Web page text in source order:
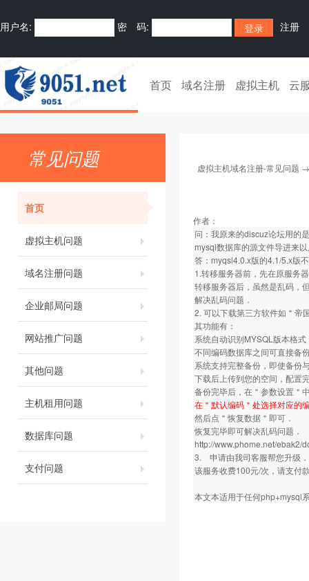
用户名: 密 码: 注册
首页 域名注册 虚拟主机 云
常见问题
首页
虚拟主机问题
域名注册问题
企业邮局问题
网站推广问题
其他问题
主机租用问题
数据库问题
支付问题
虚拟主机域名注册-常见问题
作者：
问：我原来的discuz论坛用的
mysql数据库的源文件导进来
答：myqsl4.0.x版的4.1/5.x版
1.转移服务器前，先在原服务
转移服务器后，虽然是乱码，
解决乱码问题．
2. 可以下载第三方软件如＂
其功能有：
系统自动识别MYSQL版本格
不同编码数据库之间可直接备
系统支持完整备份，即使备份
下载后上传到您的空间，配置
备份完毕后，在＂参数设置＂
在＂默认编码＂处选择对应的
然后点＂恢复数据＂即可．
恢复完毕即可解决乱码问题．
http://www.phome.net/ebak2/
3. 申请由我司客服帮您升级．
该服务收费100元/次，请支付
本文本适用于任何php+mysql